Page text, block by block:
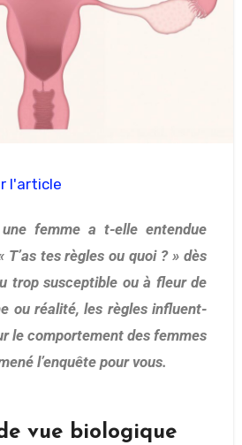
l'article
T’as tes règles ou quoi ? » dès
trop susceptible ou à fleur de
ou réalité, les règles influent-
le comportement des femmes
l’enquête pour vous.
vue biologique